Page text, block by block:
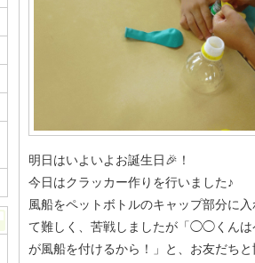
明日はいよいよお誕生日🎉！
今日はクラッカー作りを行いました♪
風船をペットボトルのキャップ部分に
て難しく、苦戦しましたが「◯◯くんは
が風船を付けるから！」と、お友だち